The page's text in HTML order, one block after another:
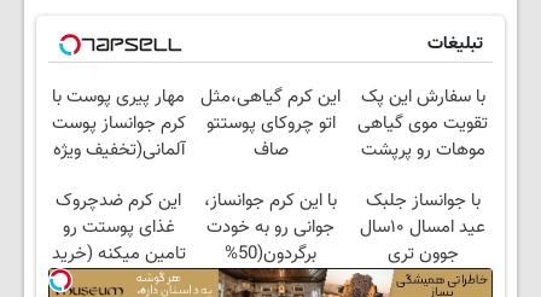
تبلیغات
با سفارش این پک
تقویت موی گیاهی
موهات رو پرپشت
امشب
این کرم گیاهی،مثل
اتو چروکای پوستتو
صاف
ویژه
مهار پیری پوست با
کرم جوانساز پوست
آلمانی(تخفیف ویژه
با جوانساز جلبک
عید امسال ۱۰سال
جوون تری
با این کرم جوانساز،
جوانی رو به خودت
برگردون(50%
تخفیف)
این کرم ضدچروک
غذای پوستت رو
تامین میکنه (خرید
با 40%تخفیف)